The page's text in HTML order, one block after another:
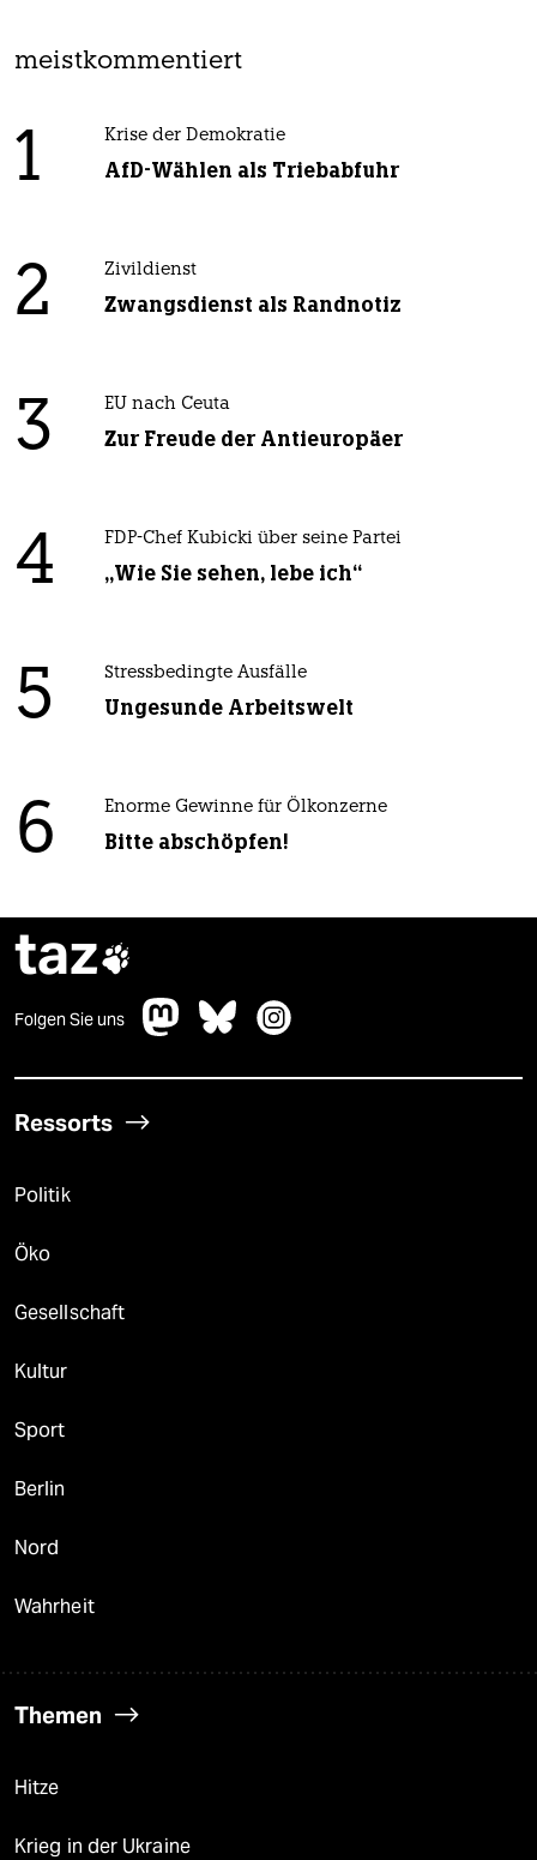
meistkommentiert
1 Krise der Demokratie
AfD-Wählen als Triebabfuhr
2 Zivildienst
Zwangsdienst als Randnotiz
3 EU nach Ceuta
Zur Freude der Antieuropäer
4 FDP-Chef Kubicki über seine Partei
„Wie Sie sehen, lebe ich“
5 Stressbedingte Ausfälle
Ungesunde Arbeitswelt
6 Enorme Gewinne für Ölkonzerne
Bitte abschöpfen!
taz
Folgen Sie uns
Ressorts
Politik
Öko
Gesellschaft
Kultur
Sport
Berlin
Nord
Wahrheit
Themen
Hitze
Krieg in der Ukraine